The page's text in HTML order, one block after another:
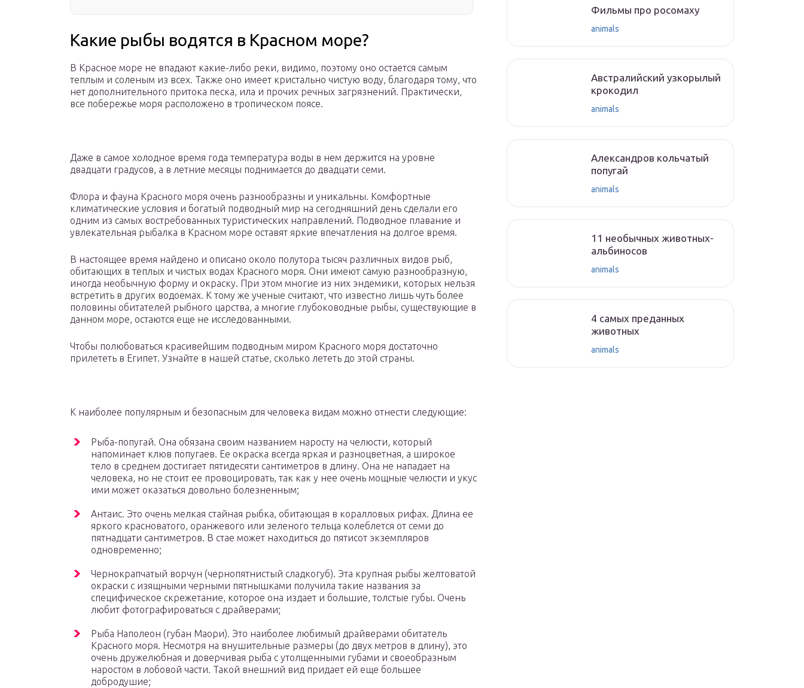
Какие рыбы водятся в Красном море?
В Красное море не впадают какие-либо реки, видимо, поэтому оно остается самым
теплым и соленым из всех. Также оно имеет кристально чистую воду, благодаря тому, что
нет дополнительного притока песка, ила и прочих речных загрязнений. Практически,
все побережье моря расположено в тропическом поясе.
Даже в самое холодное время года температура воды в нем держится на уровне
двадцати градусов, а в летние месяцы поднимается до двадцати семи.
Флора и фауна Красного моря очень разнообразны и уникальны. Комфортные
климатические условия и богатый подводный мир на сегодняшний день сделали его
одним из самых востребованных туристических направлений. Подводное плавание и
увлекательная рыбалка в Красном море оставят яркие впечатления на долгое время.
В настоящее время найдено и описано около полутора тысяч различных видов рыб,
обитающих в теплых и чистых водах Красного моря. Они имеют самую разнообразную,
иногда необычную форму и окраску. При этом многие из них эндемики, которых нельзя
встретить в других водоемах. К тому же ученые считают, что известно лишь чуть более
половины обитателей рыбного царства, а многие глубоководные рыбы, существующие в
данном море, остаются еще не исследованными.
Чтобы полюбоваться красивейшим подводным миром Красного моря достаточно
прилететь в Египет. Узнайте в нашей статье, сколько лететь до этой страны.
К наиболее популярным и безопасным для человека видам можно отнести следующие:
Рыба-попугай. Она обязана своим названием наросту на челюсти, который
напоминает клюв попугаев. Ее окраска всегда яркая и разноцветная, а широкое
тело в среднем достигает пятидесяти сантиметров в длину. Она не нападает на
человека, но не стоит ее провоцировать, так как у нее очень мощные челюсти и укус
ими может оказаться довольно болезненным;
Антаис. Это очень мелкая стайная рыбка, обитающая в коралловых рифах. Длина ее
яркого красноватого, оранжевого или зеленого тельца колеблется от семи до
пятнадцати сантиметров. В стае может находиться до пятисот экземпляров
одновременно;
Чернокрапчатый ворчун (чернопятнистый сладкогуб). Эта крупная рыбы желтоватой
окраски с изящными черными пятнышками получила такие названия за
специфическое скрежетание, которое она издает и большие, толстые губы. Очень
любит фотографироваться с драйверами;
Рыба Наполеон (губан Маори). Это наиболее любимый драйверами обитатель
Красного моря. Несмотря на внушительные размеры (до двух метров в длину), это
очень дружелюбная и доверчивая рыба с утолщенными губами и своеобразным
наростом в лобовой части. Такой внешний вид придает ей еще большее
добродушие;
Фильмы про росомаху
animals
Австралийский узкорылый
крокодил
animals
Александров кольчатый
попугай
animals
11 необычных животных-
альбиносов
animals
4 самых преданных
животных
animals